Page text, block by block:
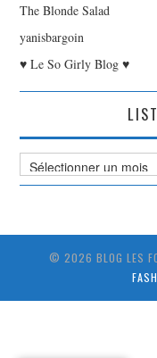
The Blonde Salad
yanisbargoin
♥ Le So Girly Blog ♥
Liste
des
© 2026 BLOG LES